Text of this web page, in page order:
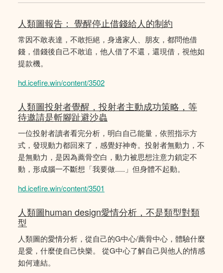
人類圖報告： 覺醒停止借錢給人的制約
常因不敢表達，不敢拒絕，身邊家人、朋友，都問他借
錢，借錢後自己不敢追，他人借了不還，還現借，視他如
提款機。
hd.icefire.win/content/3502
人類圖投射者覺醒，投射者主動成功策略，等
待邀請是斬腳趾避沙蟲
一位投射者讀者看完分析，明白自己能量，依照指示方
式，發現動力都回來了，感覺好神奇。投射者無動力，不
是無動力，是因為薦骨空白，動力被思想注意力鎖定不
動，形成腦一不斷想「我要做.....」但身體不起動。
hd.icefire.win/content/3501
人類圖human design愛情分析，不是類型對類
型
人類圖的愛情分析，從自己的G中心/薦骨中心，體驗什麼
是愛，什麼使自己快樂。 從G中心了解自己與他人的情感
如何連結。